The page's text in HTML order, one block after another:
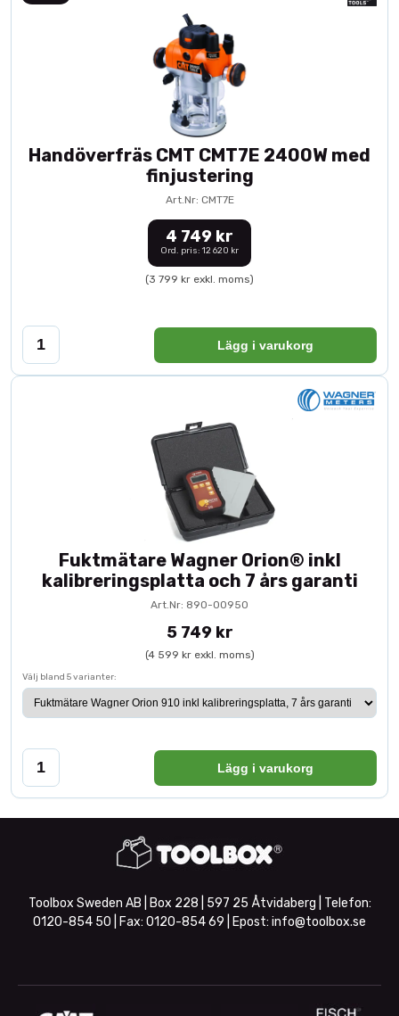
Handöverfräs CMT CMT7E 2400W med
finjustering
Art.Nr: CMT7E
4 749 kr
Ord. pris: 12 620 kr
(3 799 kr exkl. moms)
Lägg i varukorg
Fuktmätare Wagner Orion® inkl
kalibreringsplatta och 7 års garanti
Art.Nr: 890-00950
5 749 kr
(4 599 kr exkl. moms)
Välj bland 5 varianter:
Lägg i varukorg
Toolbox Sweden AB | Box 228 | 597 25 Åtvidaberg | Telefon:
0120-854 50 | Fax: 0120-854 69 | Epost: info@toolbox.se